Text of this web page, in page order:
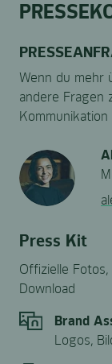
Wenn du mehr
andere Fragen
Press Kit
Offizielle
Download
Brand
Logos,